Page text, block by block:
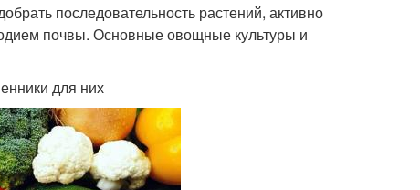
последовательность растений, активно
почвы. Основные овощные культуры и
для них